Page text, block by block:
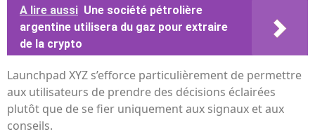
A lire aussi Une société pétrolière
argentine utilisera du gaz pour extraire
de la crypto
Launchpad XYZ s’efforce particulièrement de permettre
aux utilisateurs de prendre des décisions éclairées
plutôt que de se fier uniquement aux signaux et aux
conseils.